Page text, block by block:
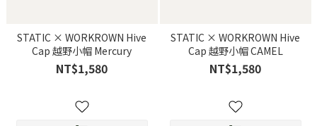
STATIC × WORKROWN Hive
Cap 越野小帽 Mercury
NT$1,580
STATIC × WORKROWN Hive
Cap 越野小帽 CAMEL
NT$1,580